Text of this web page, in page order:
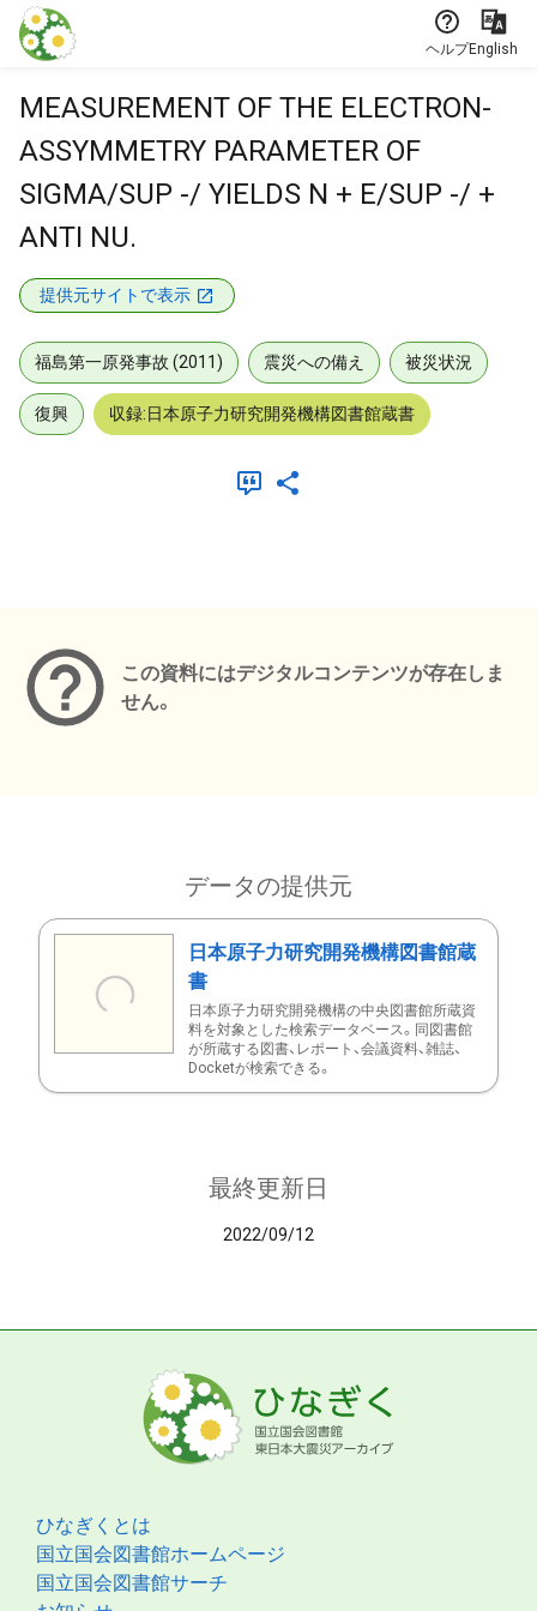
本文に飛ぶ
ヘルプEnglish
MEASUREMENT OF THE ELECTRON-
ASSYMMETRY PARAMETER OF
SIGMA/SUP -/ YIELDS N + E/SUP -/ +
ANTI NU.
提供元サイトで表示
福島第一原発事故 (2011) 震災への備え 被災状況
復興 収録:日本原子力研究開発機構図書館蔵書
この資料にはデジタルコンテンツが存在しま
せん。
データの提供元
日本原子力研究開発機構図書館蔵
書
日本原子力研究開発機構の中央図書館所蔵資
料を対象とした検索データベース。同図書館
が所蔵する図書、レポート、会議資料、雑誌、
Docketが検索できる。
最終更新日
2022/09/12
ひなぎくとは
国立国会図書館ホームページ
国立国会図書館サーチ